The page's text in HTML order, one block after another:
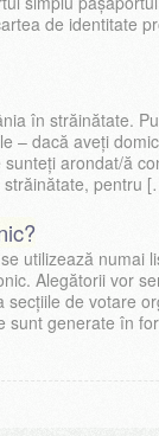
de identitate
în străinătate.
– dacă aveți
arondat/ă
străinătate, pentru
utilizează numai
Alegătorii vor
de votare
sunt generate în